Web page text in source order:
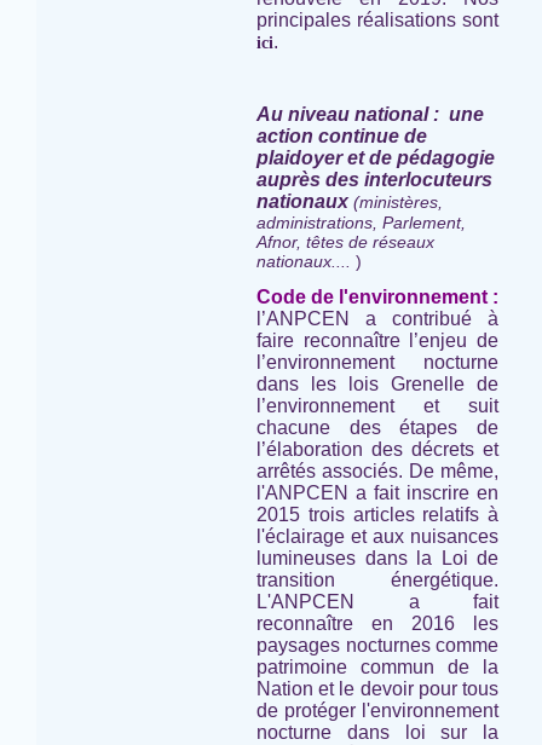
principales réalisations sont
ici.
Au niveau national : une
action continue de
plaidoyer et de pédagogie
auprès des interlocuteurs
nationaux(ministères,
administrations, Parlement,
Afnor, têtes de réseaux
nationaux....
)
Code de l'environnement :
l’ANPCEN a contribué à
faire reconnaître l’enjeu de
l’environnement nocturne
dans les lois Grenelle de
l’environnement et suit
chacune des étapes de
l’élaboration des décrets et
arrêtés associés. De même,
l'ANPCEN a fait inscrire en
2015 trois articles relatifs à
l'éclairage et aux nuisances
lumineuses dans la Loi de
transition énergétique.
L'ANPCEN a fait
reconnaître en 2016 les
paysages nocturnes comme
patrimoine commun de la
Nation et le devoir pour tous
de protéger l'environnement
nocturne dans loi sur la